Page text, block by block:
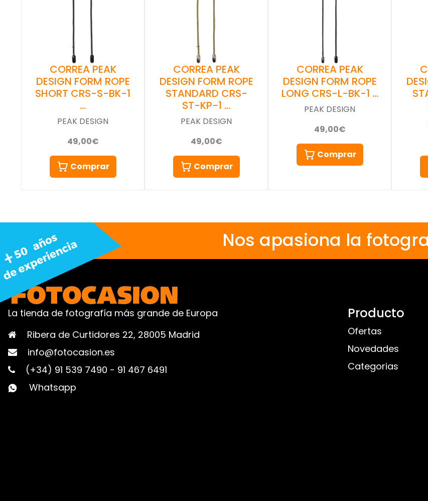
CORREA PEAK
DESIGN FORM ROPE
SHORT CRS-S-BK-1
…
PEAK DESIGN
49,00€
Comprar
CORREA PEAK
DESIGN FORM ROPE
STANDARD CRS-
ST-KP-1 …
PEAK DESIGN
49,00€
Comprar
CORREA PEAK
DESIGN FORM ROPE
LONG CRS-L-BK-1 …
PEAK DESIGN
49,00€
Comprar
Nos apasiona la
La tienda de fotografía más grande de Europa
Ribera de Curtidores 22, 28005 Madrid
info@fotocasion.es
(+34) 91 539 7490 - 91 467 6491
Whatsapp
Producto
Ofertas
Novedades
Categorias